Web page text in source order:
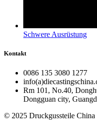
Schwere Ausrüstung
Kontakt
0086 135 3080 1277
Rm 101, No.40,
Dongguan city,
© 2025 Druckgussteile China